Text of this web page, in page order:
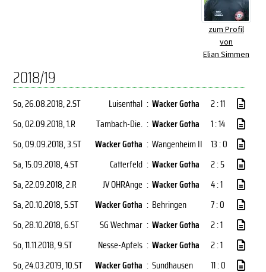
zum Profil
von
Elian Simmen
2018/19
So, 26.08.2018, 2.ST Luisenthal : Wacker Gotha
2 : 11
So, 02.09.2018, 1.R Tambach-Die. : Wacker Gotha
1 : 14
So, 09.09.2018, 3.ST Wacker Gotha : Wangenheim II 13 : 0
Sa, 15.09.2018, 4.ST Catterfeld : Wacker Gotha
2 : 5
Sa, 22.09.2018, 2.R JV OHRAnge : Wacker Gotha
4 : 1
Sa, 20.10.2018, 5.ST Wacker Gotha : Behringen
7 : 0
So, 28.10.2018, 6.ST SG Wechmar : Wacker Gotha
2 : 1
So, 11.11.2018, 9.ST Nesse-Apfels : Wacker Gotha
2 : 1
So, 24.03.2019, 10.ST Wacker Gotha : Sundhausen 11 : 0